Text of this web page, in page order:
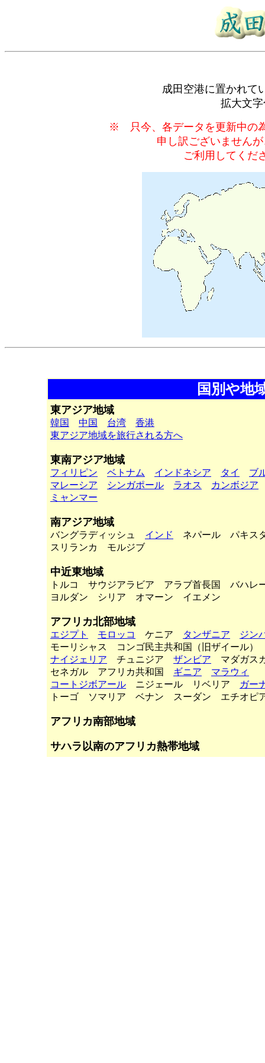
成田空港に置かれて
拡大文
※ 只今、各データを更新中
申し訳ございません
ご利用してくだ
国別や地
東アジア地域
韓国 中国 台湾
香港
東アジア地域を旅行される方へ
東南アジア地域
フィリピン ベトナム インドネシア タイ
ブ
マレーシア
シンガポール ラオス
カンボジア
ミャンマー
南アジア地域
バングラディッシュ インド
ネパール パキス
スリランカ モルジブ
中近東地域
トルコ サウジアラビア アラブ首長国 バハレ
ヨルダン シリア オマーン イエメン
アフリカ北部地域
エジプト モロッコ ケニア タンザニア
ジン
モーリシャス コンゴ民主共和国（旧ザイール）
ナイジェリア チュニジア ザンビア マダガス
セネガル アフリカ共和国 ギニア
マラウィ
コートジボアール ニジェール リベリア
ガー
トーゴ ソマリア ベナン スーダン エチオピ
アフリカ南部地域
サハラ以南のアフリカ熱帯地域